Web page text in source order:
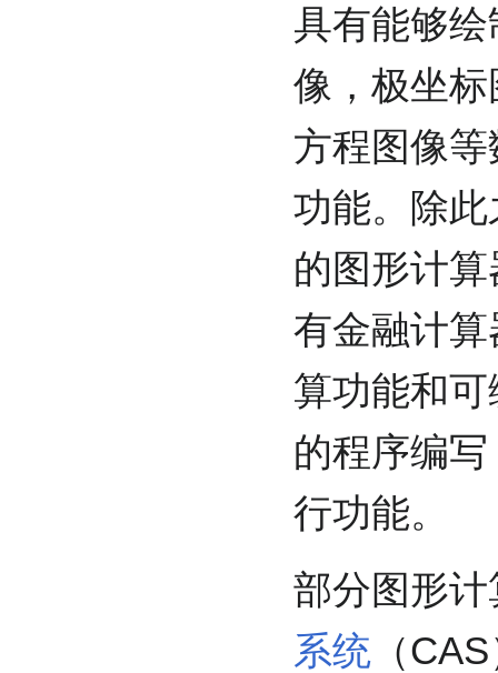
具有能够
像，极坐
方程图像
功能。除
的图形计
有金融计
算功能和
的程序编
行功能。
部分图形
系统 （